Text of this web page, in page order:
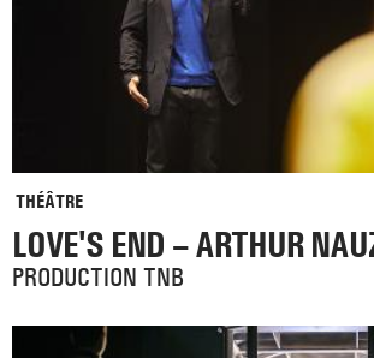
THÉÂTRE
LOVE'S END – ARTHUR
PRODUCTION TNB